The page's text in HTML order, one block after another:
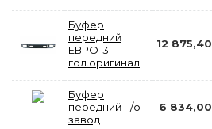
Буфер
передний
ЕВРО-3
гол.оригинал
12 875,40
Буфер
передний н/о
завод
6 834,00